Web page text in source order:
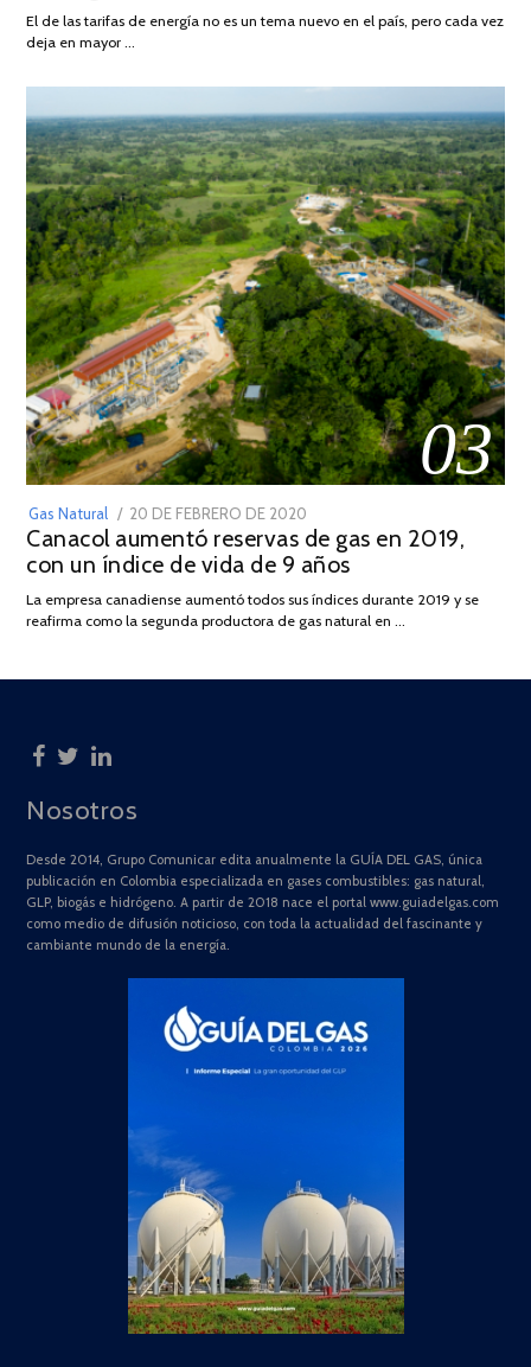
DE
El de las tarifas de energía no es un tema nuevo en el país, pero cada vez
deja en mayor …
03
Gas Natural
POSTED
ON
20 DE FEBRERO DE 2020
DE
JULIO
2025
Canacol aumentó reservas de gas en 2019,
con un índice de vida de 9 años
La empresa canadiense aumentó todos sus índices durante 2019 y se
reafirma como la segunda productora de gas natural en …
Nosotros
Desde 2014, Grupo Comunicar edita anualmente la GUÍA DEL GAS, única
publicación en Colombia especializada en gases combustibles: gas natural,
GLP, biogás e hidrógeno. A partir de 2018 nace el portal www.guiadelgas.com
como medio de difusión noticioso, con toda la actualidad del fascinante y
cambiante mundo de la energía.